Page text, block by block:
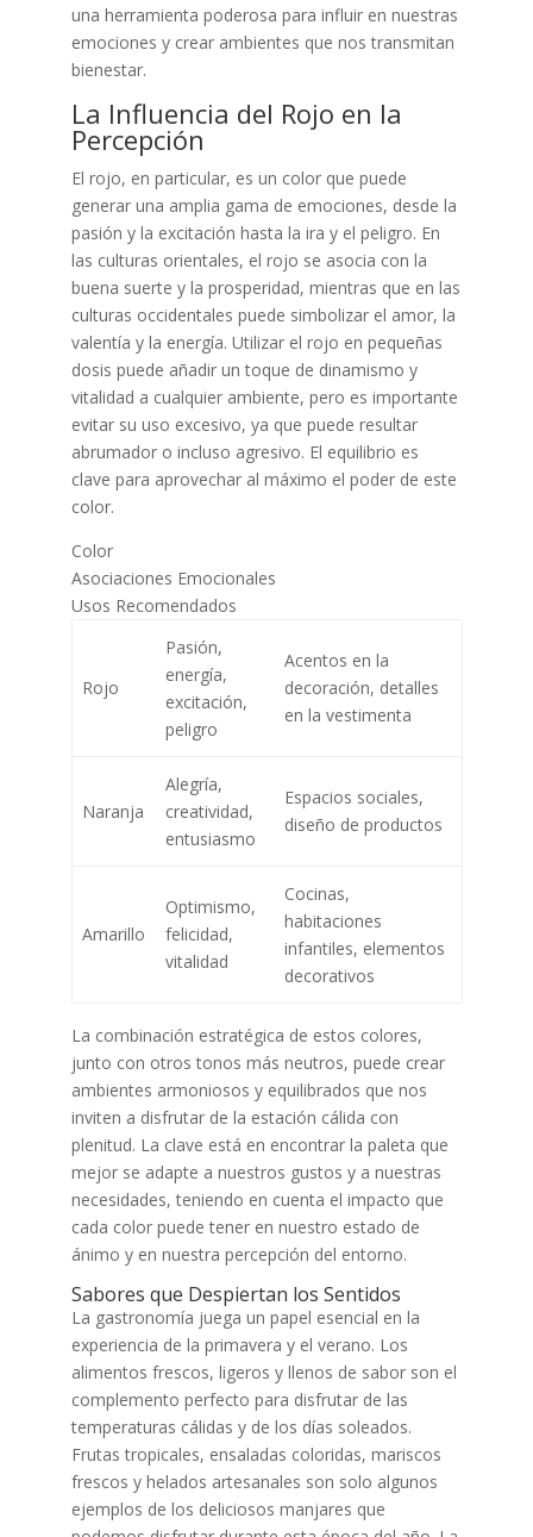
una herramienta poderosa para influir en nuestras
emociones y crear ambientes que nos transmitan
bienestar.
La Influencia del Rojo en la
Percepción
El rojo, en particular, es un color que puede
generar una amplia gama de emociones, desde la
pasión y la excitación hasta la ira y el peligro. En
las culturas orientales, el rojo se asocia con la
buena suerte y la prosperidad, mientras que en las
culturas occidentales puede simbolizar el amor, la
valentía y la energía. Utilizar el rojo en pequeñas
dosis puede añadir un toque de dinamismo y
vitalidad a cualquier ambiente, pero es importante
evitar su uso excesivo, ya que puede resultar
abrumador o incluso agresivo. El equilibrio es
clave para aprovechar al máximo el poder de este
color.
Color
Asociaciones Emocionales
Usos Recomendados
Rojo
Pasión,
energía,
excitación,
peligro
Acentos en la
decoración, detalles
en la vestimenta
Naranja
Alegría,
creatividad,
entusiasmo
Espacios sociales,
diseño de productos
Amarillo
Optimismo,
felicidad,
vitalidad
Cocinas,
habitaciones
infantiles, elementos
decorativos
La combinación estratégica de estos colores,
junto con otros tonos más neutros, puede crear
ambientes armoniosos y equilibrados que nos
inviten a disfrutar de la estación cálida con
plenitud. La clave está en encontrar la paleta que
mejor se adapte a nuestros gustos y a nuestras
necesidades, teniendo en cuenta el impacto que
cada color puede tener en nuestro estado de
ánimo y en nuestra percepción del entorno.
Sabores que Despiertan los Sentidos
La gastronomía juega un papel esencial en la
experiencia de la primavera y el verano. Los
alimentos frescos, ligeros y llenos de sabor son el
complemento perfecto para disfrutar de las
temperaturas cálidas y de los días soleados.
Frutas tropicales, ensaladas coloridas, mariscos
frescos y helados artesanales son solo algunos
ejemplos de los deliciosos manjares que